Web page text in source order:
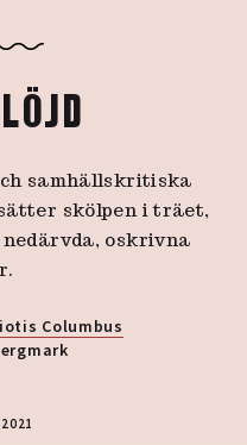
samhällskritiska
skölpen i träet,
oskrivna
Columbus